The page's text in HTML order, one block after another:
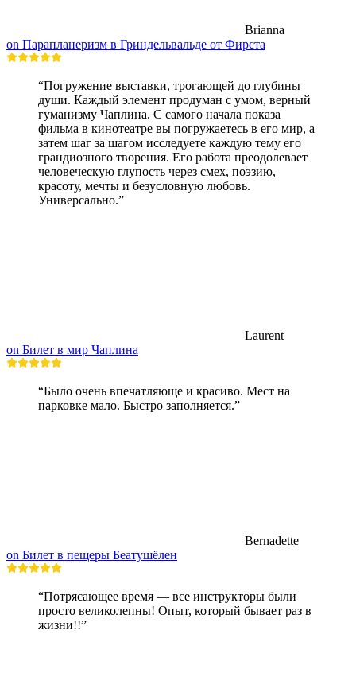
Brianna
on Парапланеризм в Гриндельвальде от Фирста
“Погружение выставки, трогающей до глубины
души. Каждый элемент продуман с умом, верный
гуманизму Чаплина. С самого начала показа
фильма в кинотеатре вы погружаетесь в его мир, а
затем шаг за шагом исследуете каждую тему его
грандиозного творения. Его работа преодолевает
человеческую глупость через смех, поэзию,
красоту, мечты и безусловную любовь.
Универсально.”
Laurent
on Билет в мир Чаплина
“Было очень впечатляюще и красиво. Мест на
парковке мало. Быстро заполняется.”
Bernadette
on Билет в пещеры Беатушёлен
“Потрясающее время — все инструкторы были
просто великолепны! Опыт, который бывает раз в
жизни!!”